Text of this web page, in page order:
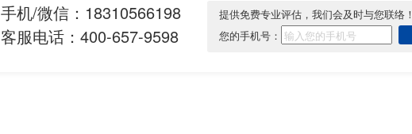
手机/微信： 18310566198
客服电话：400-657-9598
提供免费专业评估，我们会及时与您联络！
您的手机号：